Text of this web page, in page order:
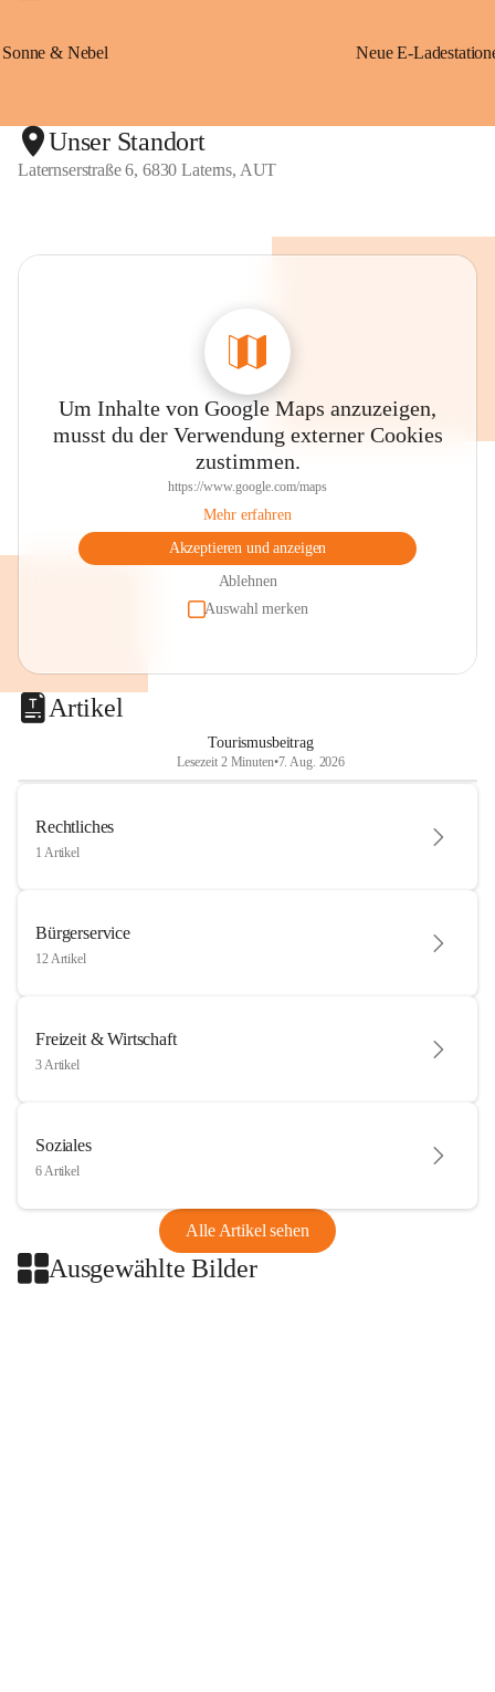
Sonne & Nebel
Unser Standort
Laternserstraße 6, 6830 Laterns, AUT
Um Inhalte von Google Maps anzuzeigen,
musst du der Verwendung externer Cookies
zustimmen.
https://www.google.com/maps
Mehr erfahren
Akzeptieren und anzeigen
Ablehnen
Auswahl merken
Artikel
Tourismusbeitrag
Lesezeit 2 Minuten•7. Aug. 2026
Rechtliches
1 Artikel
Bürgerservice
12 Artikel
Freizeit & Wirtschaft
3 Artikel
Soziales
6 Artikel
Alle Artikel sehen
Ausgewählte Bilder